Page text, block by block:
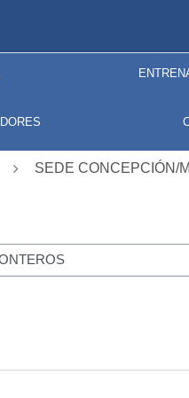
SEDE CONCEPCIÓN/